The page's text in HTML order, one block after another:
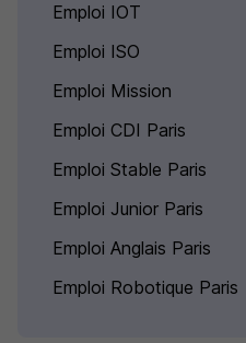
Emploi IOT
Emploi ISO
Emploi Mission
Emploi CDI Paris
Emploi Stable Paris
Emploi Junior Paris
Emploi Anglais Paris
Emploi Robotique Paris